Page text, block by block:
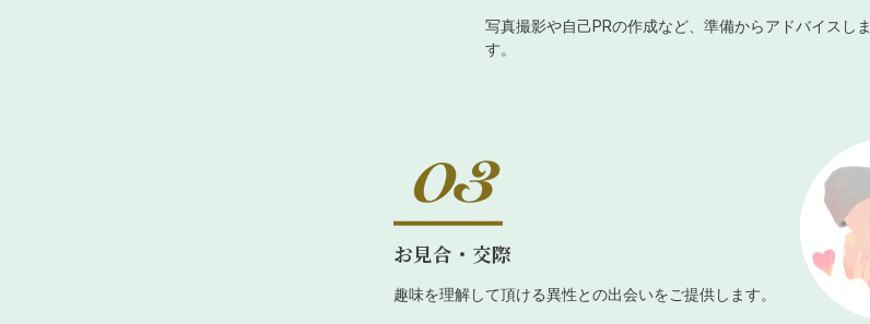
写真撮影や自己PRの作成など、準備からアドバイスしま
す。
お見合・交際
趣味を理解して頂ける異性との出会いをご提供します。